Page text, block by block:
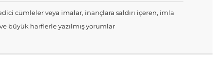
cümleler veya imalar, inançlara saldırı içeren, imla
büyük harflerle yazılmış yorumlar